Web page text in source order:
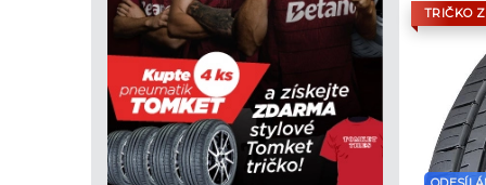
TRIČKO